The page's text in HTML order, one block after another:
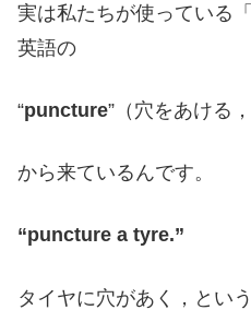
実は私たちが使っている
英語の
“puncture”（穴をあける
から来ているんです。
“puncture a tyre.”
タイヤに穴があく，という